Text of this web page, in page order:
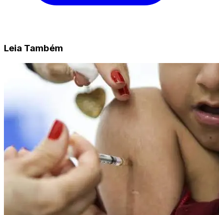
Leia Também